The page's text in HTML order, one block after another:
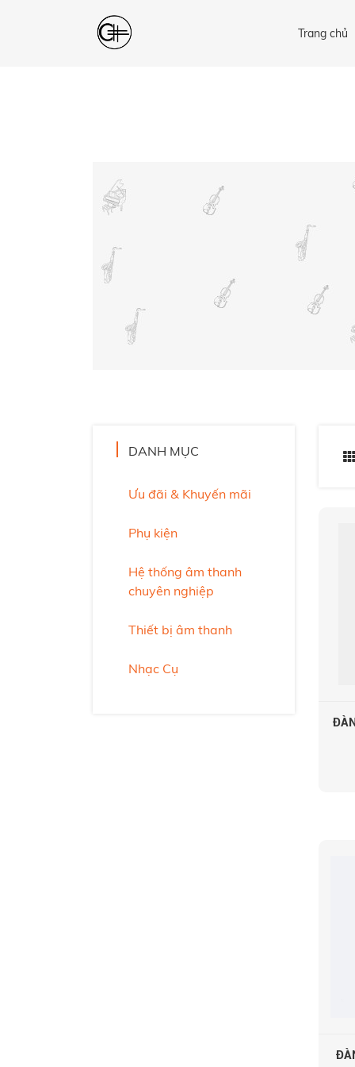
Trang chủ
DANH MỤC
Ưu đãi & Khuyến mãi
Phụ kiện
Hệ thống âm thanh
chuyên nghiệp
Thiết bị âm thanh
Nhạc Cụ